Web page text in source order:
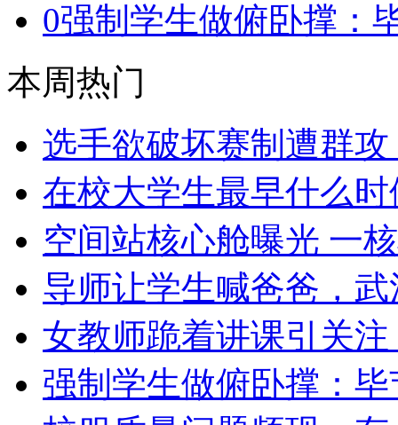
0强制学生做俯卧撑：
本周热门
选手欲破坏赛制遭群
在校大学生最早什么
空间站核心舱曝光 一
导师让学生喊爸爸，
女教师跪着讲课引关
强制学生做俯卧撑：